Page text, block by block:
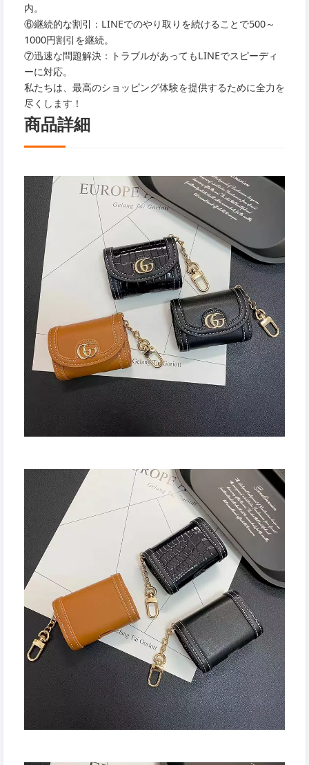
内。
⑥継続的な割引：LINEでのやり取りを続けることで500～
1000円割引を継続。
⑦迅速な問題解決：トラブルがあってもLINEでスピーディ
ーに対応。
私たちは、最高のショッピング体験を提供するために全力を
尽くします！
商品詳細